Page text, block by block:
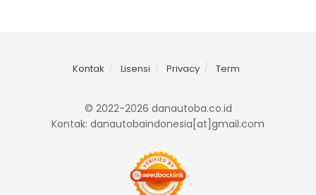
Kontak Lisensi Privacy Term
© 2022-2026 danautoba.co.id
Kontak: danautobaindonesia[at]gmail.com